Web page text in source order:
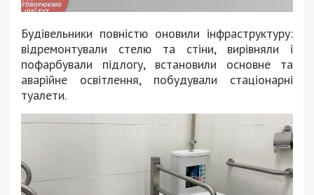
Будівельники повністю оновили інфраструктуру:
відремонтували стелю та стіни, вирівняли і
пофарбували підлогу, встановили основне та
аварійне освітлення, побудували стаціонарні
туалети.